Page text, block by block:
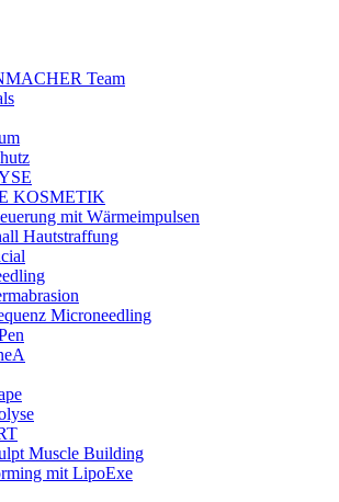
Team
KOSMETIK
mit Wärmeimpulsen
Hautstraffung
Microneedling
Muscle Building
mit LipoExe